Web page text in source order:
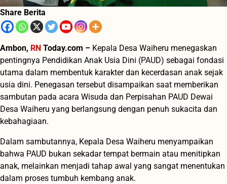
Share Berita
Ambon, RN Today.com – Kepala Desa Waiheru menegaskan
pentingnya Pendidikan Anak Usia Dini (PAUD) sebagai fondasi
utama dalam membentuk karakter dan kecerdasan anak sejak
usia dini. Penegasan tersebut disampaikan saat memberikan
sambutan pada acara Wisuda dan Perpisahan PAUD Dewai
Desa Waiheru yang berlangsung dengan penuh sukacita dan
kebahagiaan.
Dalam sambutannya, Kepala Desa Waiheru menyampaikan
bahwa PAUD bukan sekadar tempat bermain atau menitipkan
anak, melainkan menjadi tahap awal yang sangat menentukan
dalam proses tumbuh kembang anak.